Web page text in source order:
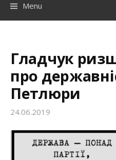
Menu
Гладчук
про
Петлюри
24.06.2019